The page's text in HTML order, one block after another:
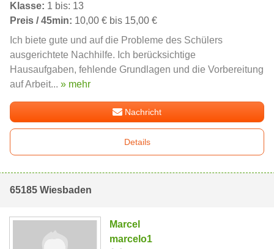
Klasse: 1 bis: 13
Preis / 45min: 10,00 € bis 15,00 €
Ich biete gute und auf die Probleme des Schülers
ausgerichtete Nachhilfe. Ich berücksichtige
Hausaufgaben, fehlende Grundlagen und die Vorbereitung
auf Arbeit... » mehr
Nachricht
Details
65185 Wiesbaden
Marcel
marcelo1